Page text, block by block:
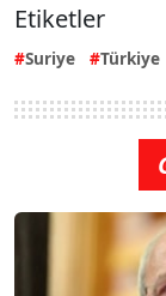
Etiketler
Suriye Türkiye